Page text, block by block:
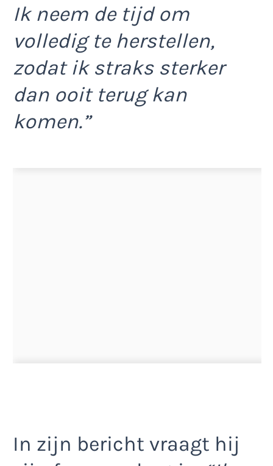
Ik neem de tijd om
volledig te herstellen,
zodat ik straks sterker
dan ooit terug kan
komen.”
In zijn bericht vraagt hij